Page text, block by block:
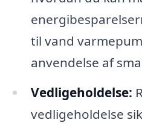
til vand
anvendelse af
Vedligeholdelse:
vedligeholdelse